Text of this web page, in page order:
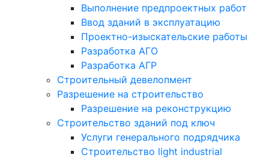
Выполнение предпроектных работ
Ввод зданий в эксплуатацию
Проектно-изыскательские работы
Разработка АГО
Разработка АГР
Строительный девелопмент
Разрешение на строительство
Разрешение на реконструкцию
Строительство зданий под ключ
Услуги генерального подрядчика
Строительство light industrial